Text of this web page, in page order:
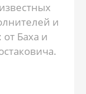
и
Баха и